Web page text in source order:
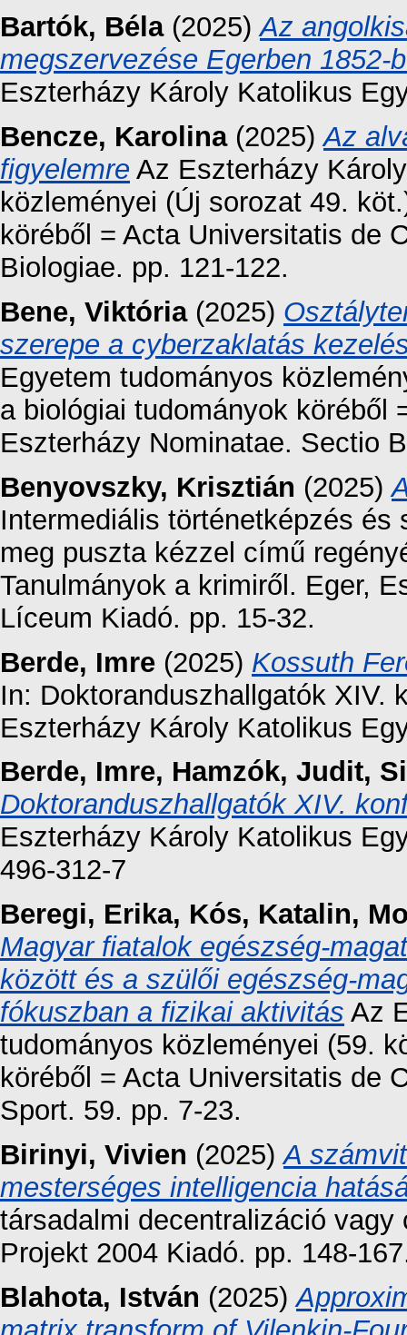
Bartók, Béla(2025)Az
megszervezése Egerben 1852-
Eszterházy Károly Katolikus
Bencze, Karolina(2025)Az
figyelemre Az Eszterházy
közleményei (Új sorozat 49.
köréből = Acta Universitatis de
Biologiae. pp. 121-122.
Bene, Viktória(2025)
szerepe a cyberzaklatás
Egyetem tudományos
a biológiai tudományok köréből
Eszterházy Nominatae. Sectio
Benyovszky, Krisztián (2025)
Intermediális történetképzés és
meg puszta kézzel című
Tanulmányok a krimiről. Eger,
Líceum Kiadó. pp. 15-32.
Berde, Imre (2025) Kossuth
In: Doktoranduszhallgatók XIV.
Eszterházy Károly Katolikus
Berde, Imre, Hamzók, Judit,
Doktoranduszhallgatók XIV.
Eszterházy Károly Katolikus
496-312-7
Beregi, Erika, Kós, Katalin,
Magyar fiatalok egészség-
között és a szülői egészség-
fókuszban a fizikai aktivitás Az
tudományos közleményei (59.
köréből = Acta Universitatis de
Sport. 59. pp. 7-23.
Birinyi, Vivien (2025)A
mesterséges intelligencia
társadalmi decentralizáció
Projekt 2004 Kiadó. pp. 148-
Blahota, István (2025)